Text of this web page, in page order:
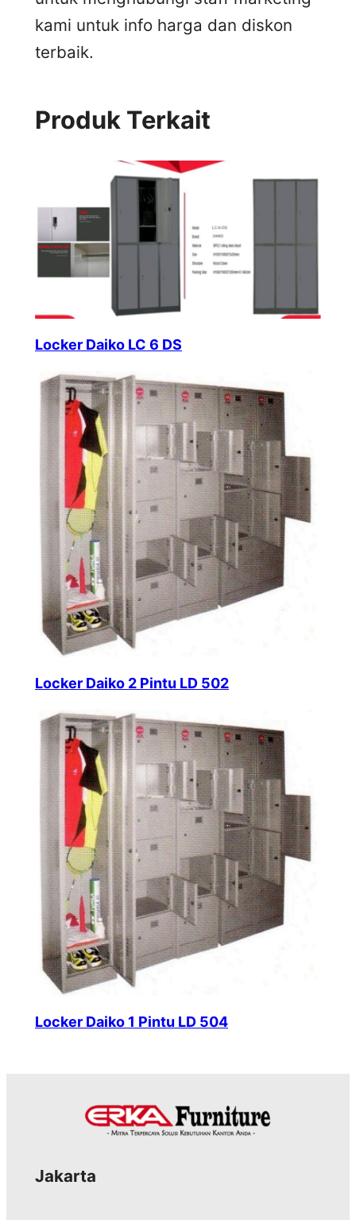
kami untuk info harga dan diskon
terbaik.
Produk Terkait
Locker Daiko LC 6 DS
Locker Daiko 2 Pintu LD 502
Locker Daiko 1 Pintu LD 504
Jakarta